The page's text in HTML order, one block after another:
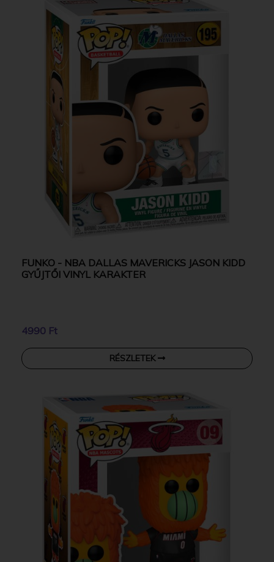
FUNKO - NBA DALLAS MAVERICKS JASON KIDD
GYŰJTŐI VINYL KARAKTER
4990 Ft
RÉSZLETEK